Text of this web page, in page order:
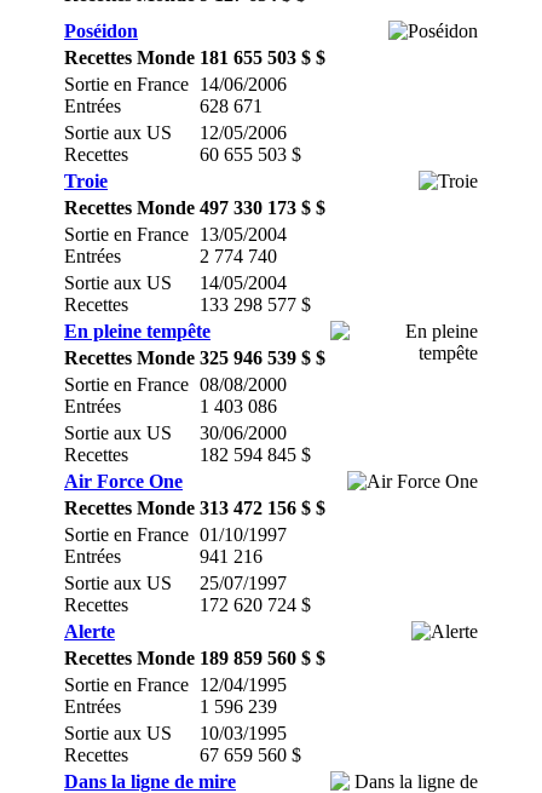
Poséidon
Recettes Monde 181 655 503 $ $
Sortie en France
Entrées
14/06/2006
628 671
Sortie aux US
Recettes
12/05/2006
60 655 503 $
Troie
Recettes Monde 497 330 173 $ $
Sortie en France
Entrées
13/05/2004
2 774 740
Sortie aux US
Recettes
14/05/2004
133 298 577 $
En pleine tempête
Recettes Monde 325 946 539 $ $
Sortie en France
Entrées
08/08/2000
1 403 086
Sortie aux US
Recettes
30/06/2000
182 594 845 $
Air Force One
Recettes Monde 313 472 156 $ $
Sortie en France
Entrées
01/10/1997
941 216
Sortie aux US
Recettes
25/07/1997
172 620 724 $
Alerte
Recettes Monde 189 859 560 $ $
Sortie en France
Entrées
12/04/1995
1 596 239
Sortie aux US
Recettes
10/03/1995
67 659 560 $
Dans la ligne de mire